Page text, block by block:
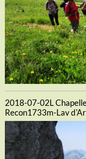
2018-07-02L
Recon1733m-Lav